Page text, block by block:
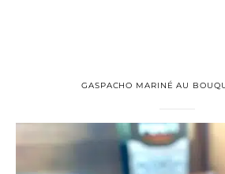
GASPACHO MARINÉ AU